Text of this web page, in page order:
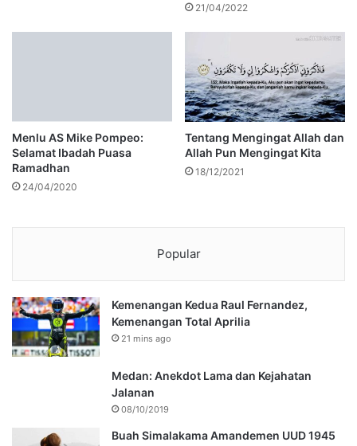
21/04/2022
Menlu AS Mike Pompeo:
Selamat Ibadah Puasa
Ramadhan
24/04/2020
Tentang Mengingat Allah dan
Allah Pun Mengingat Kita
18/12/2021
Popular
Kemenangan Kedua Raul Fernandez,
Kemenangan Total Aprilia
21 mins ago
Medan: Anekdot Lama dan Kejahatan
Jalanan
08/10/2019
Buah Simalakama Amandemen UUD 1945